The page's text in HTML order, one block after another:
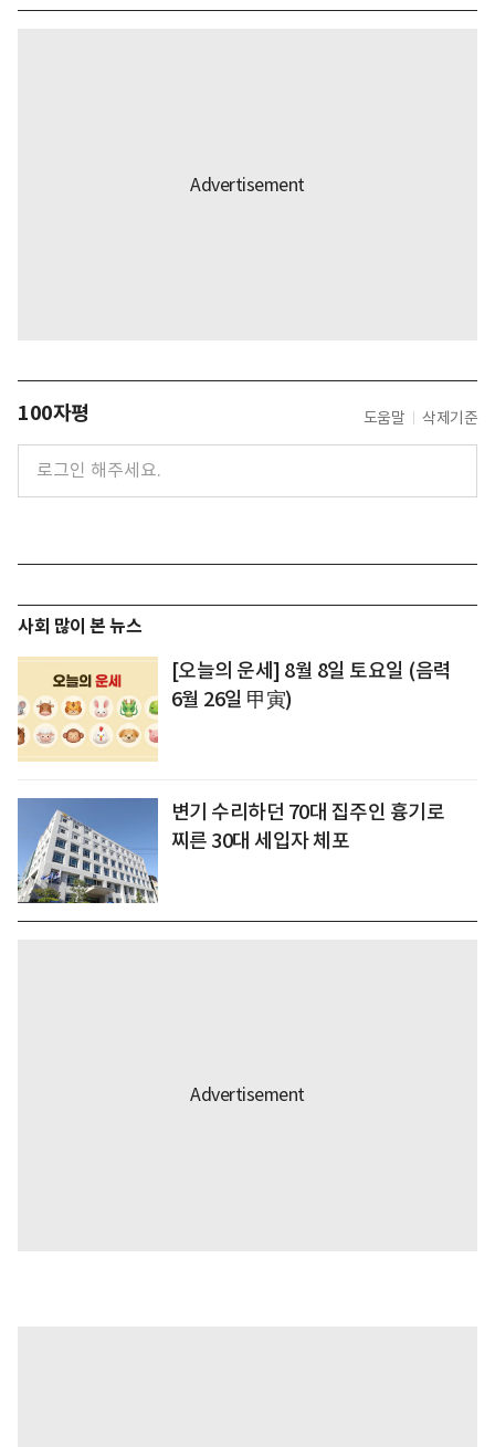
100자평 도움말 삭제기준
사회 많이 본 뉴스
[오늘의 운세] 8월 8일 토요일 (음력
6월 26일 甲寅)
변기 수리하던 70대 집주인 흉기로
찌른 30대 세입자 체포